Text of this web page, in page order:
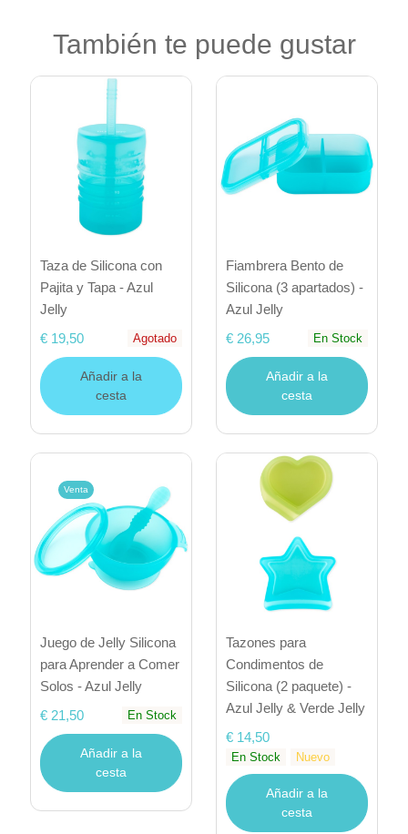
También te puede gustar
Taza de Silicona con
Pajita y Tapa - Azul
Jelly
€ 19,50
Agotado
Añadir a la
cesta
Fiambrera Bento de
Silicona (3 apartados) -
Azul Jelly
€ 26,95
En Stock
Añadir a la
cesta
Venta
Juego de Jelly Silicona
para Aprender a Comer
Solos - Azul Jelly
€ 21,50
En Stock
Añadir a la
cesta
Tazones para
Condimentos de
Silicona (2 paquete) -
Azul Jelly & Verde Jelly
€ 14,50
En Stock Nuevo
Añadir a la
cesta